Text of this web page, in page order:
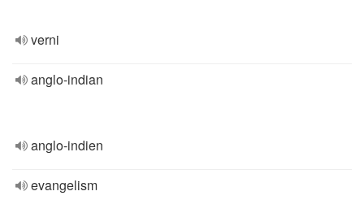
verni
anglo-indian
anglo-indien
evangelism